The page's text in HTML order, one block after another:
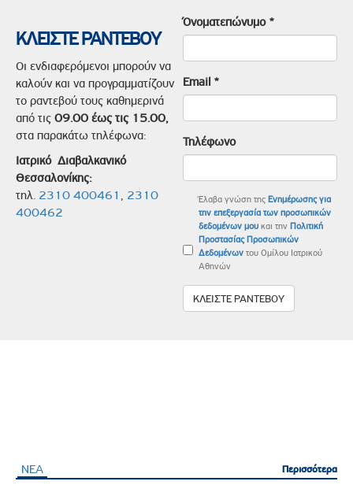
ΚΛΕΙΣΤΕ ΡΑΝΤΕΒΟΥ
Οι ενδιαφερόμενοι μπορούν να
καλούν και να προγραμματίζουν
το ραντεβού τους καθημερινά
από τις 09.00 έως τις 15.00,
στα παρακάτω τηλέφωνα:
Ιατρικό Διαβαλκανικό
Θεσσαλονίκης:
τηλ. 2310 40046 1 , 2310
400462
Όνοματεπώνυμο *
Email *
Τηλέφωνο
Έλαβα γνώση της Ενημέρωσης για
την επεξεργασία των προσωπικών
δεδομένων μου και την Πολιτική
Προστασίας Προσωπικών
Δεδομένων του Ομίλου Ιατρικού
Αθηνών
ΚΛΕΙΣΤΕ ΡΑΝΤΕΒΟΥ
ΝΕΑ Περισσότερα
Περισσότερα